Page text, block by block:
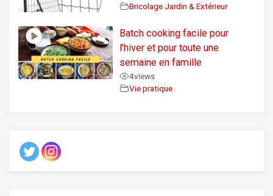
Bricolage Jardin & Extérieur
Batch cooking facile pour
l’hiver et pour toute une
semaine en famille
4views
Vie pratique